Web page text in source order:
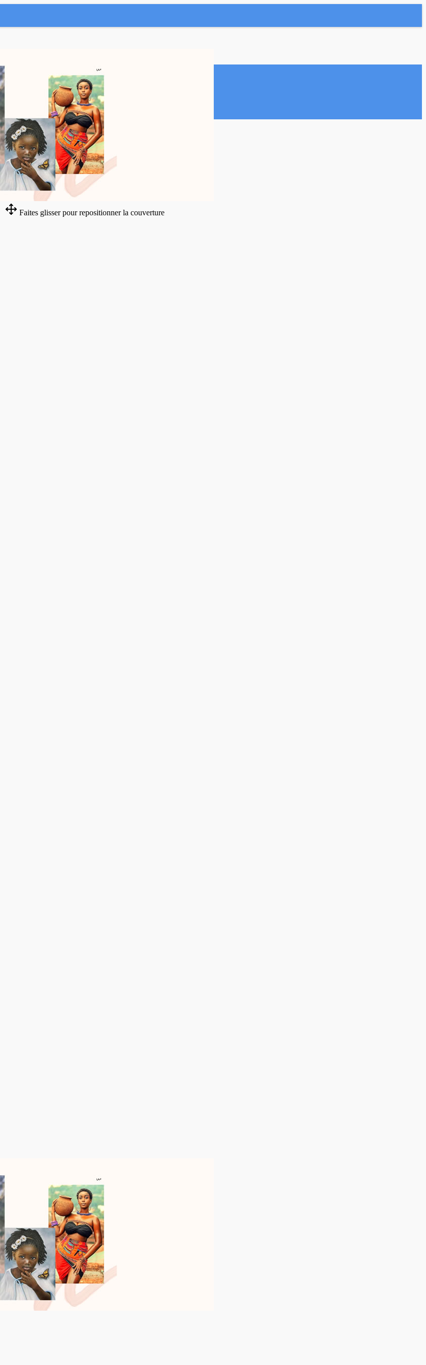
Faites glisser pour repositionner la couverture